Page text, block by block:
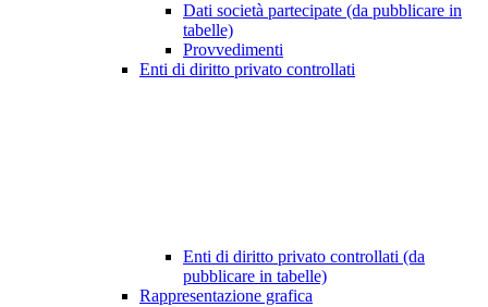
Dati società partecipate (da pubblicare in
tabelle)
Provvedimenti
Enti di diritto privato controllati
Enti di diritto privato controllati (da
pubblicare in tabelle)
Rappresentazione grafica